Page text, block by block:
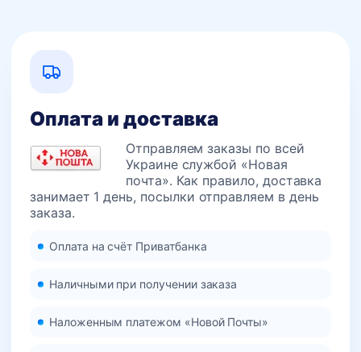
Оплата и доставка
Отправляем заказы по всей
Украине службой «Новая
почта». Как правило, доставка
занимает 1 день, посылки отправляем в день
заказа.
Оплата на счёт Приватбанка
Наличными при получении заказа
Наложенным платежом «Новой Почты»